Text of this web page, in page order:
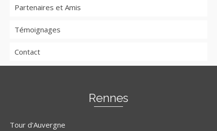
Partenaires et Amis
Témoignages
Contact
Rennes
Tour d'Auvergne